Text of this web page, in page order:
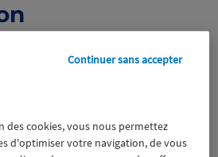
la présentation
"
des cookies, vous nous permettez
d'optimiser votre navigation, de vous
Continuer sans accepter